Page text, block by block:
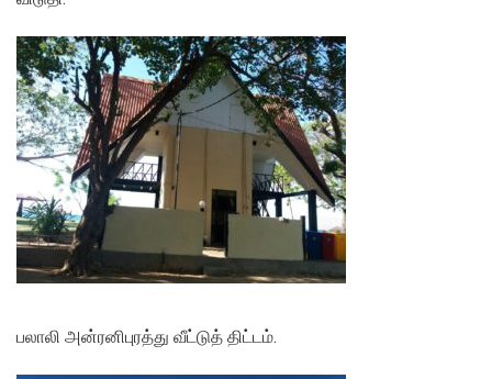
பலாலி அன்ரனிபுரத்து வீட்டுத் திட்டம்.